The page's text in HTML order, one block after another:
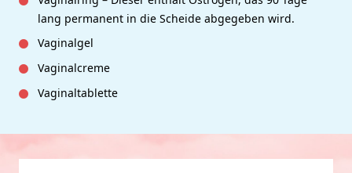
lang permanent in die Scheide abgegeben wird.
Vaginalgel
Vaginalcreme
Vaginaltablette